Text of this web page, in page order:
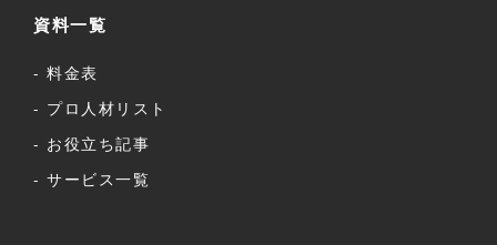
資料一覧
料金表
プロ人材リスト
お役立ち記事
サービス一覧